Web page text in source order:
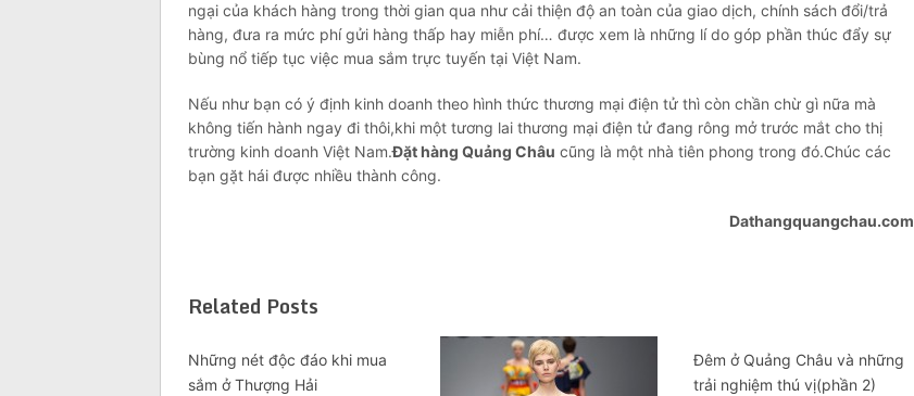
ngại của khách hàng trong thời gian qua như cải thiện độ an toàn của giao dịch, chính sách đổi/trả
hàng, đưa ra mức phí gửi hàng thấp hay miễn phí… được xem là những lí do góp phần thúc đẩy sự
bùng nổ tiếp tục việc mua sắm trực tuyến tại Việt Nam.
Nếu như bạn có ý định kinh doanh theo hình thức thương mại điện tử thì còn chần chừ gì nữa mà
không tiến hành ngay đi thôi,khi một tương lai thương mại điện tử đang rông mở trước mắt cho thị
trường kinh doanh Việt Nam.Đặt hàng Quảng Châu cũng là một nhà tiên phong trong đó.Chúc các
bạn gặt hái được nhiều thành công.
Dathangquangchau.com
Related Posts
Những nét độc đáo khi mua
sắm ở Thượng Hải
Đêm ở Quảng Châu và những
trải nghiệm thú vị(phần 2)